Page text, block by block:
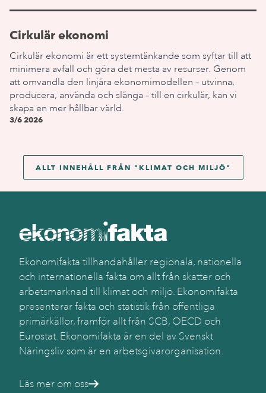
Cirkulär ekonomi
Cirkulär ekonomi är ett systemtänkande som syftar till att
minimera avfall och göra det mesta av resurser. Genom
att omvandla den linjära ekonomimodellen – utvinna,
producera, använda och slänga – till en cirkulär, kan vi
skapa en mer hållbar värld.
3/6 2026
ALLT INNEHÅLL FRÅN " KLIMAT OCH MILJÖ "
Ekonomifakta tillhandahåller regionala, nationella
och internationella fakta om allt från skatter och
arbetsmarknad till klimat och miljö. Ekonomifakta
presenterar fakta och statistik från offentliga
primärkällor, framför allt från SCB, OECD och
Eurostat. Ekonomifakta är en del av Svenskt
Näringsliv som är en arbetsgivarorganisation.
Läs mer om oss